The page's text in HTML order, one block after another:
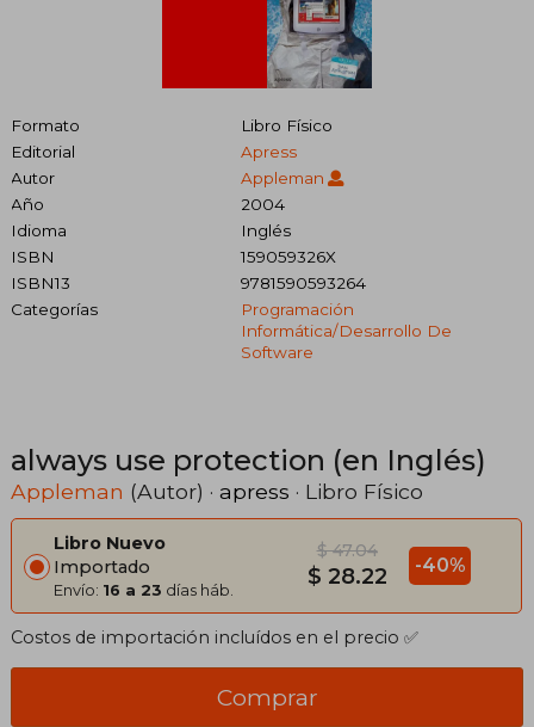
Formato
Libro Físico
Editorial
Apress
Autor
Appleman
Año
2004
Idioma
Inglés
ISBN
159059326X
ISBN13
9781590593264
Categorías
Programación
Informática/desarrollo De
Software
always use protection (en Inglés)
Appleman (Autor) · apress · Libro Físico
Libro Nuevo
Importado
Envío: 16 a 23 días háb.
$ 47.04
$ 28.22 -40%
Costos de importación incluídos en el precio ✅
Comprar